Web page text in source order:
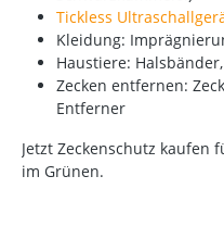
Tickless
Kleidung:
Haustiere:
Zecken entfernen:
Entferner
Jetzt Zeckenschutz
im Grünen.